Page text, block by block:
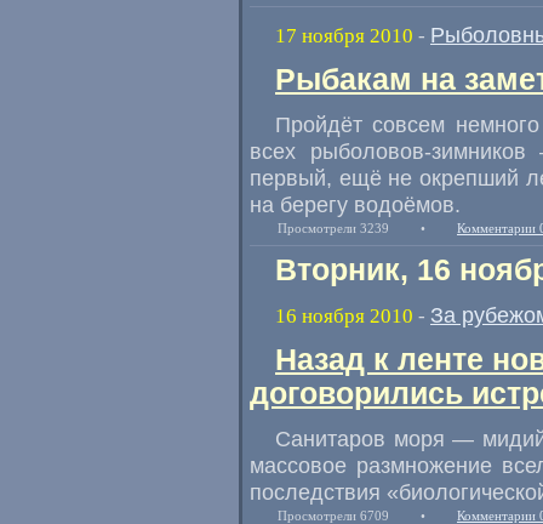
17 ноября 2010 -
Рыбакам на
Пройдёт совсем
всех рыболовов-
первый, ещё не окрепший
на берегу водоёмов.
Просмотрели 3239 • Комментарии
Вторник, 16
16 ноября 2010 - За
Назад к ленте
договорились
Санитаров моря —
массовое размножение
последствия
Просмотрели 6709 • Комментарии